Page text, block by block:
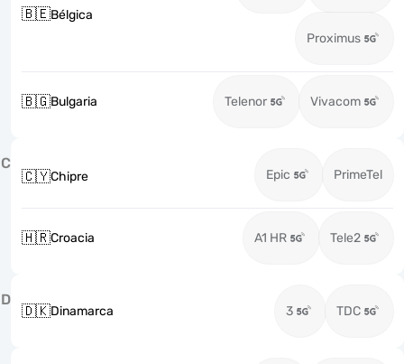
🇧🇪Bélgica
Proximus
🇧🇬Bulgaria Telenor Vivacom
C
🇨🇾Chipre Epic PrimeTel
🇭🇷Croacia A1 HR Tele2
D
🇩🇰Dinamarca 3 TDC